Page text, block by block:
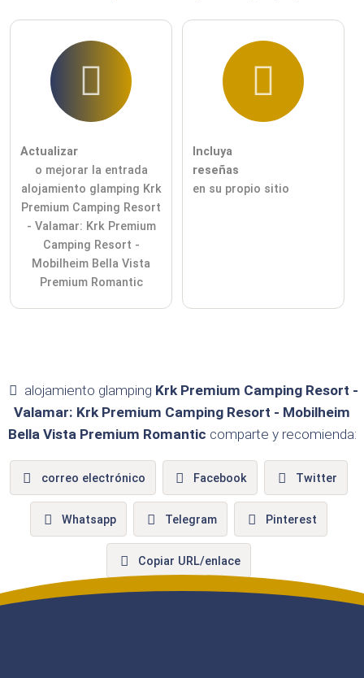
Actualizar
o mejorar la entrada
alojamiento glamping Krk
Premium Camping Resort
- Valamar: Krk Premium
Camping Resort -
Mobilheim Bella Vista
Premium Romantic
Incluya
reseñas
en su propio sitio
alojamiento glamping Krk Premium Camping Resort -
Valamar: Krk Premium Camping Resort - Mobilheim
Bella Vista Premium Romantic comparte y recomienda:
correo electrónico Facebook Twitter
Whatsapp Telegram Pinterest
Copiar URL/enlace